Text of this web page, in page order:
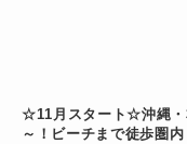
☆11月スタート☆沖縄・
～！ビーチまで徒歩圏内